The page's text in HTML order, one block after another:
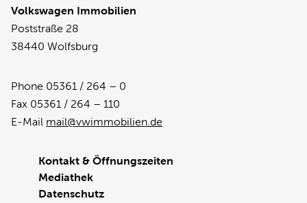
Volkswagen Immobilien
Poststraße 28
38440 Wolfsburg
Phone 05361 / 264 – 0
Fax 05361 / 264 – 110
E-Mail mail@vwimmobilien.de
Kontakt & Öffnungszeiten
Mediathek
Datenschutz